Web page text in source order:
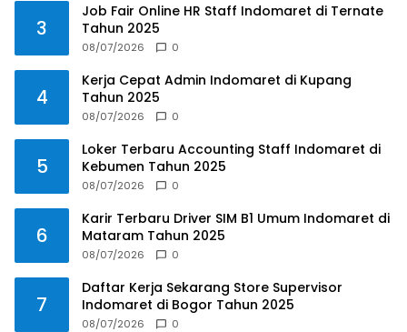
3
Job Fair Online HR Staff Indomaret di Ternate
Tahun 2025
08/07/2026 0
4
Kerja Cepat Admin Indomaret di Kupang
Tahun 2025
08/07/2026 0
5
Loker Terbaru Accounting Staff Indomaret di
Kebumen Tahun 2025
08/07/2026 0
6
Karir Terbaru Driver SIM B1 Umum Indomaret di
Mataram Tahun 2025
08/07/2026 0
7
Daftar Kerja Sekarang Store Supervisor
Indomaret di Bogor Tahun 2025
08/07/2026 0